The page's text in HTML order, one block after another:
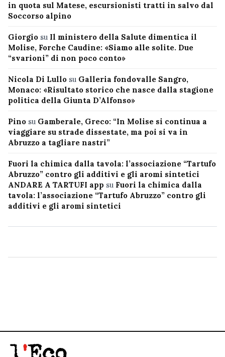
in quota sul Matese, escursionisti tratti in salvo dal
Soccorso alpino
Giorgio su Il ministero della Salute dimentica il
Molise, Forche Caudine: «Siamo alle solite. Due
“svarioni” di non poco conto»
Nicola Di Lullo su Galleria fondovalle Sangro,
Monaco: «Risultato storico che nasce dalla stagione
politica della Giunta D’Alfonso»
Pino su Gamberale, Greco: “In Molise si continua a
viaggiare su strade dissestate, ma poi si va in
Abruzzo a tagliare nastri”
Fuori la chimica dalla tavola: l’associazione “Tartufo
Abruzzo” contro gli additivi e gli aromi sintetici
ANDARE A TARTUFI app su Fuori la chimica dalla
tavola: l’associazione “Tartufo Abruzzo” contro gli
additivi e gli aromi sintetici